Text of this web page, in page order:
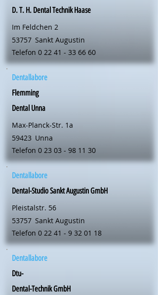
D. T. H. Dental Technik Haase
Im Feldchen 2
53757 Sankt Augustin
Telefon 0 22 41 - 33 66 60
Dentallabore
Flemming
Dental Unna
Max-Planck-Str. 1a
59423 Unna
Telefon 0 23 03 - 98 11 30
Dentallabore
Dental-Studio Sankt Augustin GmbH
Pleistalstr. 56
53757 Sankt Augustin
Telefon 0 22 41 - 9 32 01 18
Dentallabore
Dtu-
Dental-Technik GmbH